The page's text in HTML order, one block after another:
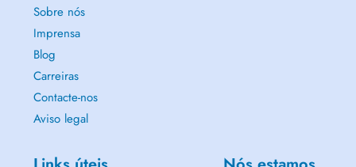
Sobre nós
Imprensa
Blog
Carreiras
Contacte-nos
Aviso legal